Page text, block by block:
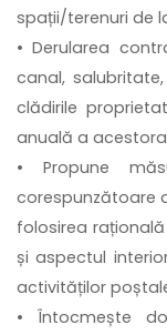
spații/terenuri de
• Derularea
canal,
clădirile
anuală a acestora
• Propune
corespunzătoare
folosirea
și aspectul
activităților
• Întocmește